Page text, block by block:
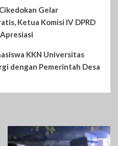
Gelar
Ketua Komisi IV DPRD
KKN Universitas
dengan Pemerintah Desa